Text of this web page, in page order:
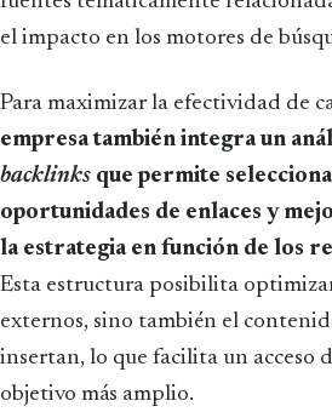
el impacto en los motores de
Para maximizar la efectividad de
empresa también integra un
backlinks que permite
oportunidades de enlaces y
la estrategia en función de los
Esta estructura posibilita
externos, sino también el
insertan, lo que facilita un acceso
objetivo más amplio.